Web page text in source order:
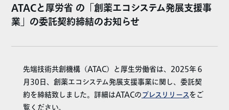
ATACと厚労省 の「創薬エコシステム発展支援事
業」の委託契約締結のお知らせ
先端技術共創機構（ATAC）と厚生労働省は、2025年６
月30日、創薬エコシステム発展支援事業に関し、委託契
約を締結致しました。詳細はATACのプレスリリースをご
覧ください。